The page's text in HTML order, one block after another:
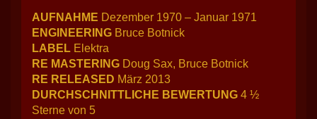
AUFNAHME Dezember 1970 – Januar 1971
ENGINEERING Bruce Botnick
LABEL Elektra
RE MASTERING Doug Sax, Bruce Botnick
RE RELEASED März 2013
DURCHSCHNITTLICHE BEWERTUNG 4 ½
Sterne von 5